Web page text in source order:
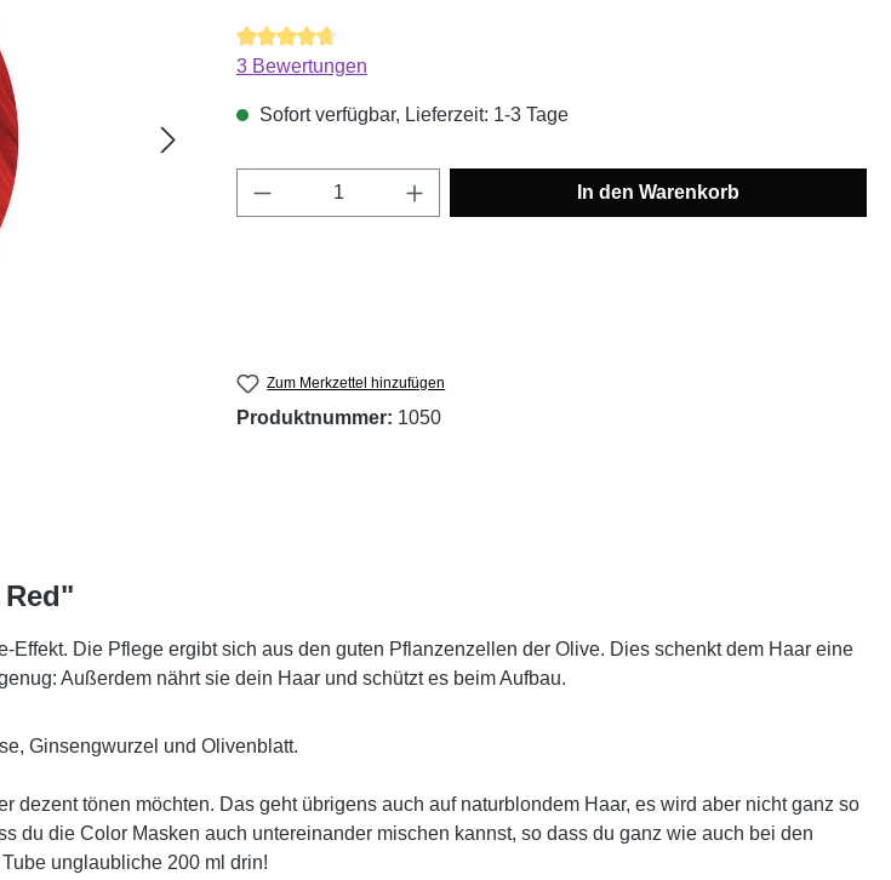
Durchschnittliche Bewertung von 4.83 von 5 Sternen
3 Bewertungen
Sofort verfügbar, Lieferzeit: 1-3 Tage
Produkt Anzahl: Gib den gewünschten Wert ein
In den Warenkorb
Zum Merkzettel hinzufügen
Produktnummer: 1050
Die Pflege ergibt sich aus den guten Pflanzenzellen der Olive. Dies schenkt dem Haar eine
Außerdem nährt sie dein Haar und schützt es beim Aufbau.
Ginsengwurzel und Olivenblatt.
tönen möchten. Das geht übrigens auch auf naturblondem Haar, es wird aber nicht ganz so
du die Color Masken auch untereinander mischen kannst, so dass du ganz wie auch bei den
unglaubliche 200 ml drin!